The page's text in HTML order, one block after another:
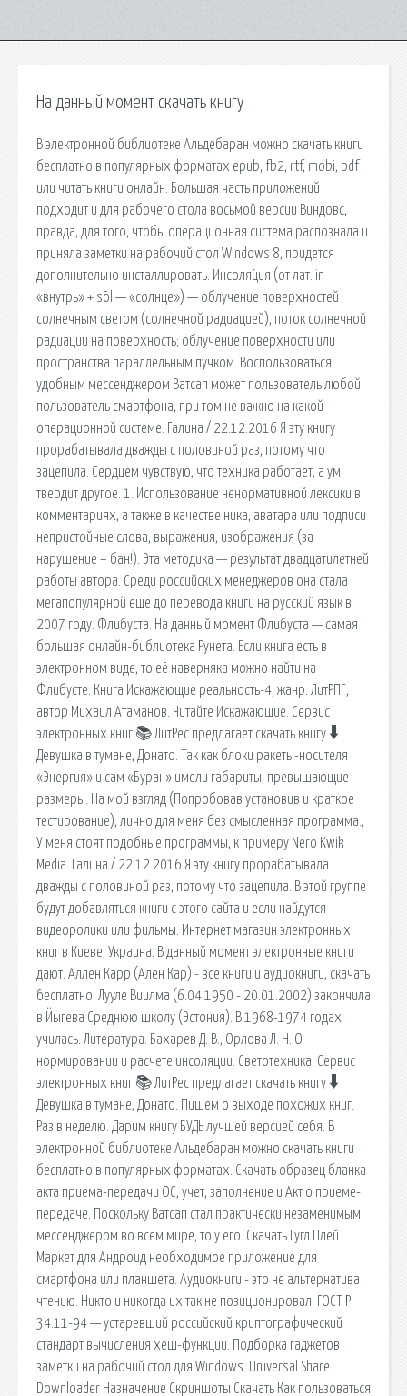
На данный момент скачать книгу
В электронной библиотеке Альдебаран можно скачать книги
бесплатно в популярных форматах epub, fb2, rtf, mobi, pdf
или читать книги онлайн. Большая часть приложений
подходит и для рабочего стола восьмой версии Виндовс,
правда, для того, чтобы операционная система распознала и
приняла заметки на рабочий стол Windows 8, придется
дополнительно инсталлировать. Инсоля́ция (от лат. in —
«внутрь» + sōl — «солнце») — облучение поверхностей
солнечным светом (солнечной радиацией), поток солнечной
радиации на поверхность; облучение поверхности или
пространства параллельным пучком. Воспользоваться
удобным мессенджером Ватсап может пользователь любой
пользователь смартфона, при том не важно на какой
операционной системе. Галина / 22.12.2016 Я эту книгу
прорабатывала дважды с половиной раз, потому что
зацепила. Сердцем чувствую, что техника работает, а ум
твердит другое. 1. Использование ненормативной лексики в
комментариях, а также в качестве ника, аватара или подписи
непристойные слова, выражения, изображения (за
нарушение – бан!). Эта методика — результат двадцатилетней
работы автора. Среди российских менеджеров она стала
мегапопулярной еще до перевода книги на русский язык в
2007 году. Флибуста. На данный момент Флибуста — самая
большая онлайн-библиотека Рунета. Если книга есть в
электронном виде, то её наверняка можно найти на
Флибусте. Книга Искажающие реальность-4, жанр: ЛитРПГ,
автор Михаил Атаманов. Читайте Искажающие. Сервис
электронных книг 📚 ЛитРес предлагает скачать книгу 🠳
Девушка в тумане, Донато. Так как блоки ракеты-носителя
«Энергия» и сам «Буран» имели габариты, превышающие
размеры. На мой взгляд (Попробовав установив и краткое
тестирование), лично для меня без смысленная программа.,
У меня стоят подобные программы, к примеру Nero Kwik
Media. Галина / 22.12.2016 Я эту книгу прорабатывала
дважды с половиной раз, потому что зацепила. В этой группе
будут добавляться книги с этого сайта и если найдутся
видеоролики или фильмы. Интернет магазин электронных
книг в Киеве, Украина. В данный момент электронные книги
дают. Аллен Карр (Ален Кар) - все книги и аудиокниги, скачать
бесплатно. Лууле Виилма (6.04.1950 - 20.01.2002) закончила
в Йыгева Среднюю школу (Эстония). В 1968-1974 годах
училась. Литература. Бахарев Д. В., Орлова Л. Н. О
нормировании и расчете инсоляции. Светотехника. Сервис
электронных книг 📚 ЛитРес предлагает скачать книгу 🠳
Девушка в тумане, Донато. Пишем о выходе похожих книг.
Раз в неделю. Дарим книгу БУДЬ лучшей версией себя. В
электронной библиотеке Альдебаран можно скачать книги
бесплатно в популярных форматах. Скачать образец бланка
акта приема-передачи ОС, учет, заполнение и Акт о приеме-
передаче. Поскольку Ватсап стал практически незаменимым
мессенджером во всем мире, то у его. Скачать Гугл Плей
Маркет для Андроид необходимое приложение для
смартфона или планшета. Аудиокниги - это не альтернатива
чтению. Никто и никогда их так не позиционировал. ГОСТ Р
34.11-94 — устаревший российский криптографический
стандарт вычисления хеш-функции. Подборка гаджетов
заметки на рабочий стол для Windows. Universal Share
Downloader Назначение Скриншоты Скачать Как пользоваться